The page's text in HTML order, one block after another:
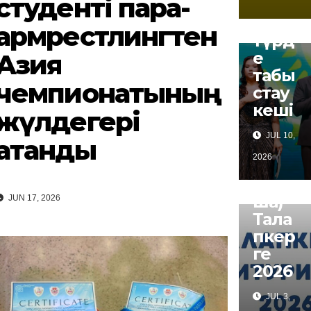
пара-
JUN 17, 2026
ты
түрд
е
табы
стау
кеші
JUL 10,
2026
NEWS
(Қазақ
ша)
Тала
пкер
ге
2026
JUL 3,